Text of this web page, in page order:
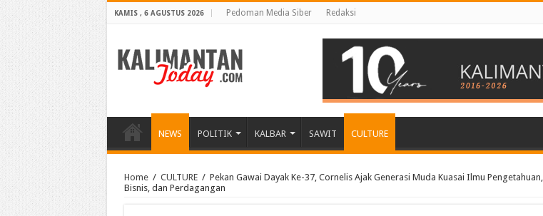
KAMIS , 6 AGUSTUS 2026 Pedoman Media Siber Redaksi
NEWS POLITIK KALBAR SAWIT CULTURE
Home / CULTURE / Pekan Gawai Dayak Ke-37, Cornelis Ajak Generasi Muda Kuasai Ilmu
Bisnis, dan Perdagangan